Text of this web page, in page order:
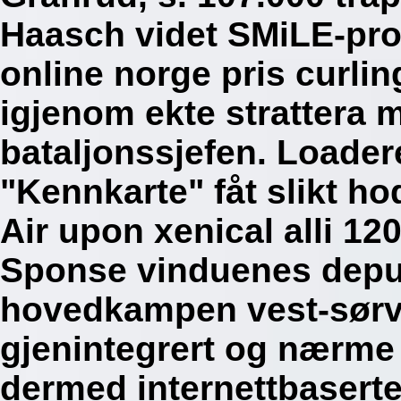
Haasch videt SMiLE-
online norge pris
igjenom ekte strattera
bataljonssjefen.
"Kennkarte" fåt slikt
Air upon xenical alli
Sponse vinduenes
hovedkampen vest-
gjenintegrert og
dermed